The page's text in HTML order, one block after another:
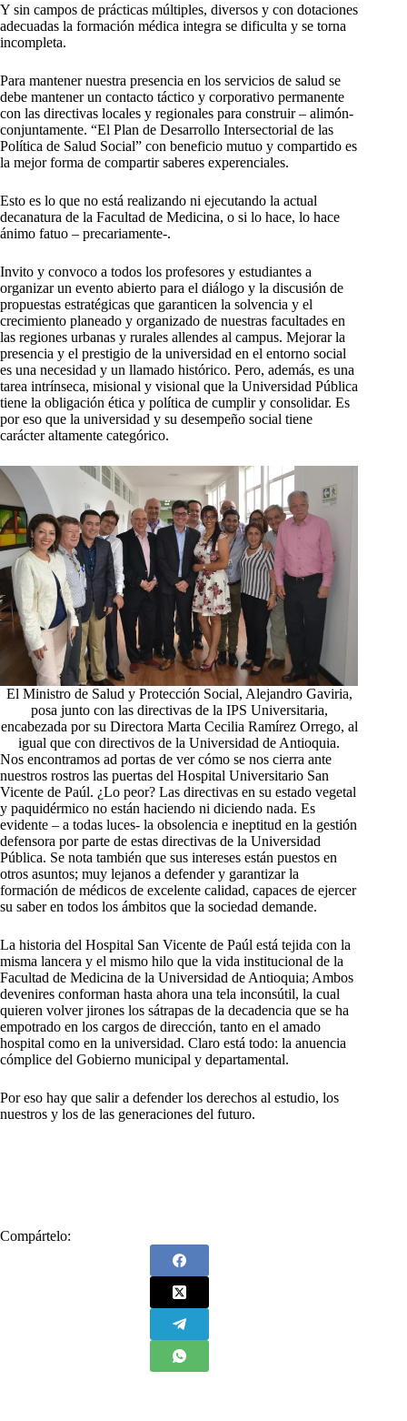
Y sin campos de prácticas múltiples, diversos y con dotaciones
adecuadas la formación médica integra se dificulta y se torna
incompleta.
Para mantener nuestra presencia en los servicios de salud se
debe mantener un contacto táctico y corporativo permanente
con las directivas locales y regionales para construir – alimón-
conjuntamente. “El Plan de Desarrollo Intersectorial de las
Política de Salud Social” con beneficio mutuo y compartido es
la mejor forma de compartir saberes experenciales.
Esto es lo que no está realizando ni ejecutando la actual
decanatura de la Facultad de Medicina, o si lo hace, lo hace
ánimo fatuo – precariamente-.
Invito y convoco a todos los profesores y estudiantes a
organizar un evento abierto para el diálogo y la discusión de
propuestas estratégicas que garanticen la solvencia y el
crecimiento planeado y organizado de nuestras facultades en
las regiones urbanas y rurales allendes al campus. Mejorar la
presencia y el prestigio de la universidad en el entorno social
es una necesidad y un llamado histórico. Pero, además, es una
tarea intrínseca, misional y visional que la Universidad Pública
tiene la obligación ética y política de cumplir y consolidar. Es
por eso que la universidad y su desempeño social tiene
carácter altamente categórico.
El Ministro de Salud y Protección Social, Alejandro Gaviria,
posa junto con las directivas de la IPS Universitaria,
encabezada por su Directora Marta Cecilia Ramírez Orrego, al
igual que con directivos de la Universidad de Antioquia.
Nos encontramos ad portas de ver cómo se nos cierra ante
nuestros rostros las puertas del Hospital Universitario San
Vicente de Paúl. ¿Lo peor? Las directivas en su estado vegetal
y paquidérmico no están haciendo ni diciendo nada. Es
evidente – a todas luces- la obsolencia e ineptitud en la gestión
defensora por parte de estas directivas de la Universidad
Pública. Se nota también que sus intereses están puestos en
otros asuntos; muy lejanos a defender y garantizar la
formación de médicos de excelente calidad, capaces de ejercer
su saber en todos los ámbitos que la sociedad demande.
La historia del Hospital San Vicente de Paúl está tejida con la
misma lancera y el mismo hilo que la vida institucional de la
Facultad de Medicina de la Universidad de Antioquia; Ambos
devenires conforman hasta ahora una tela inconsútil, la cual
quieren volver jirones los sátrapas de la decadencia que se ha
empotrado en los cargos de dirección, tanto en el amado
hospital como en la universidad. Claro está todo: la anuencia
cómplice del Gobierno municipal y departamental.
Por eso hay que salir a defender los derechos al estudio, los
nuestros y los de las generaciones del futuro.
Compártelo: